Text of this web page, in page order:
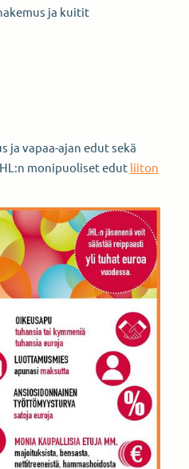
ja kuitit
ja vapaa-ajan edut sekä
monipuoliset edut liiton